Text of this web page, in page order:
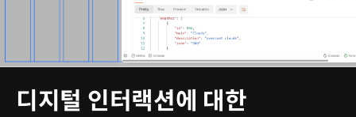
디지털 인터랙션에 대한